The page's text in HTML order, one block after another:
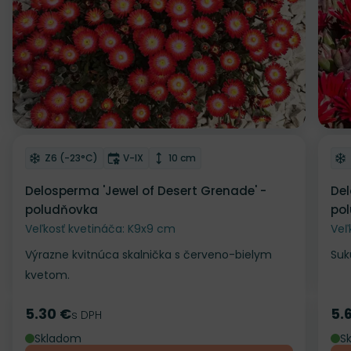
Odober do zoznamu želaní
Mrazuvzdornosť
Z6 (-23°C) Doba kvitnutia
V-IX Výška rastliny
10 cm
Delosperma 'Jewel of Desert Grenade' -
poludňovka
Veľkosť kvetináča: K9x9 cm
Výrazne kvitnúca skalnička s červeno-bielym
kvetom.
Cena
5.30 €s DPH
Skladom